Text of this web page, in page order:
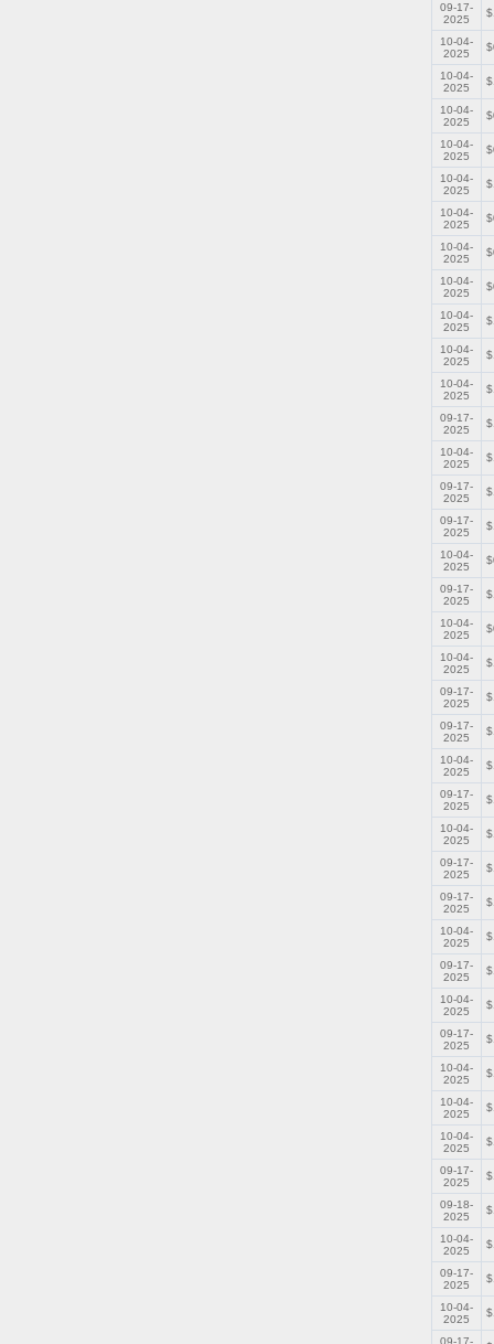
09-17-
2025
10-04-
2025
10-04-
2025
10-04-
2025
10-04-
2025
10-04-
2025
10-04-
2025
10-04-
2025
10-04-
2025
10-04-
2025
10-04-
2025
10-04-
2025
09-17-
2025
10-04-
2025
09-17-
2025
09-17-
2025
10-04-
2025
09-17-
2025
10-04-
2025
10-04-
2025
09-17-
2025
09-17-
2025
10-04-
2025
09-17-
2025
10-04-
2025
09-17-
2025
09-17-
2025
10-04-
2025
09-17-
2025
10-04-
2025
09-17-
2025
10-04-
2025
10-04-
2025
10-04-
2025
09-17-
2025
09-18-
2025
10-04-
2025
09-17-
2025
10-04-
2025
09-17-